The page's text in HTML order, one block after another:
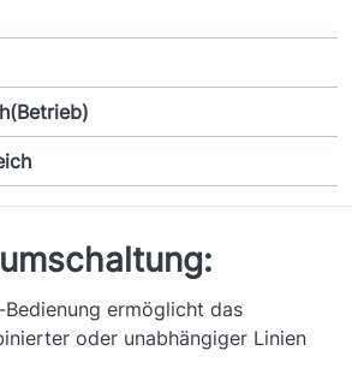
ermöglicht das
oder unabhängiger Linien